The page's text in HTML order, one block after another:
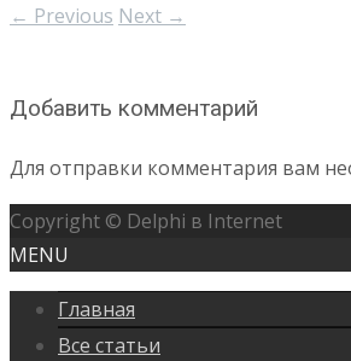
← Previous Next →
Добавить комментарий
Для отправки комментария вам
Copyright © Delphi в Internet
MENU
Главная
Все статьи